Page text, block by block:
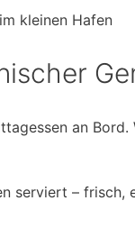
kleinen Hafen
an
serviert –